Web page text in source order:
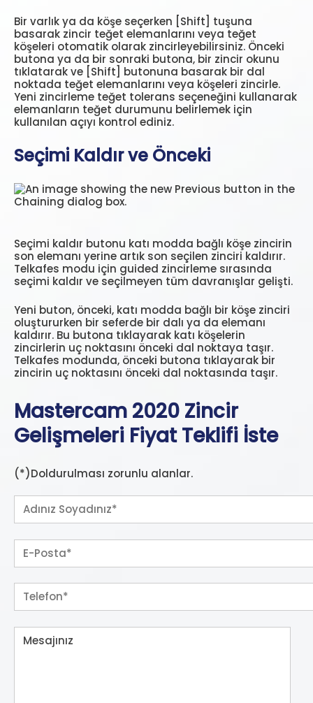
Bir varlık ya da köşe seçerken [Shift] tuşuna
basarak zincir teğet elemanlarını veya teğet
köşeleri otomatik olarak zincirleyebilirsiniz. Önceki
butona ya da bir sonraki butona, bir zincir okunu
tıklatarak ve [Shift] butonuna basarak bir dal
noktada teğet elemanlarını veya köşeleri zincirle.
Yeni zincirleme teğet tolerans seçeneğini kullanarak
elemanların teğet durumunu belirlemek için
kullanılan açıyı kontrol ediniz.
Seçimi Kaldır ve Önceki
Seçimi kaldır butonu katı modda bağlı köşe zincirin
son elemanı yerine artık son seçilen zinciri kaldırır.
Telkafes modu için guided zincirleme sırasında
seçimi kaldır ve seçilmeyen tüm davranışlar gelişti.
Yeni buton, önceki, katı modda bağlı bir köşe zinciri
oluştururken bir seferde bir dalı ya da elemanı
kaldırır. Bu butona tıklayarak katı köşelerin
zincirlerin uç noktasını önceki dal noktaya taşır.
Telkafes modunda, önceki butona tıklayarak bir
zincirin uç noktasını önceki dal noktasında taşır.
Mastercam 2020 Zincir
Gelişmeleri Fiyat Teklifi İste
(*)Doldurulması zorunlu alanlar.